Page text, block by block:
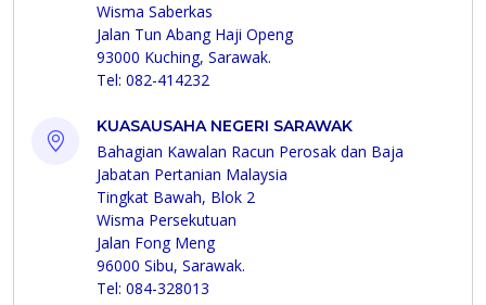
Wisma Saberkas
Jalan Tun Abang Haji Openg
93000 Kuching, Sarawak.
Tel: 082-414232
KUASAUSAHA NEGERI SARAWAK
Bahagian Kawalan Racun Perosak dan Baja
Jabatan Pertanian Malaysia
Tingkat Bawah, Blok 2
Wisma Persekutuan
Jalan Fong Meng
96000 Sibu, Sarawak.
Tel: 084-328013